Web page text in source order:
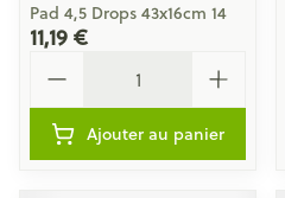
Pad 4,5 Drops 43x16cm 14
11,19 €
Ajouter au panier